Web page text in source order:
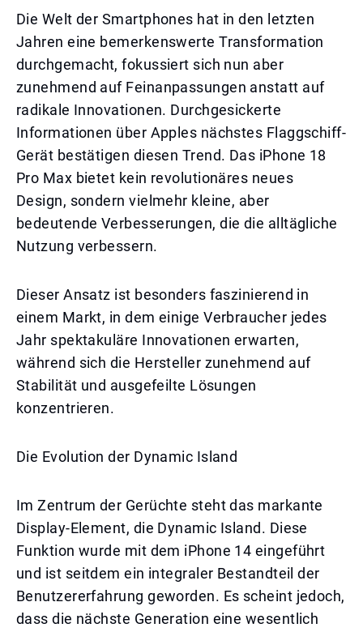
Die Welt der Smartphones hat in den letzten
Jahren eine bemerkenswerte Transformation
durchgemacht, fokussiert sich nun aber
zunehmend auf Feinanpassungen anstatt auf
radikale Innovationen. Durchgesickerte
Informationen über Apples nächstes Flaggschiff-
Gerät bestätigen diesen Trend. Das iPhone 18
Pro Max bietet kein revolutionäres neues
Design, sondern vielmehr kleine, aber
bedeutende Verbesserungen, die die alltägliche
Nutzung verbessern.
Dieser Ansatz ist besonders faszinierend in
einem Markt, in dem einige Verbraucher jedes
Jahr spektakuläre Innovationen erwarten,
während sich die Hersteller zunehmend auf
Stabilität und ausgefeilte Lösungen
konzentrieren.
Die Evolution der Dynamic Island
Im Zentrum der Gerüchte steht das markante
Display-Element, die Dynamic Island. Diese
Funktion wurde mit dem iPhone 14 eingeführt
und ist seitdem ein integraler Bestandteil der
Benutzererfahrung geworden. Es scheint jedoch,
dass die nächste Generation eine wesentlich